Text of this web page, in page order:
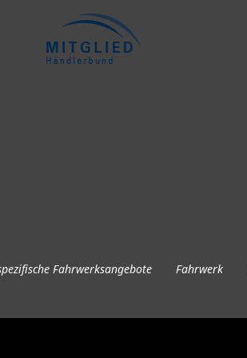
Fahrwerksangebote Fahrwerk